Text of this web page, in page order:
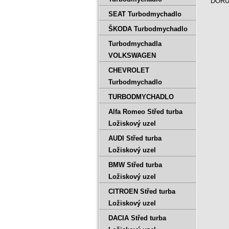
SEAT Turbodmychadlo
ŠKODA Turbodmychadlo
Turbodmychadla
VOLKSWAGEN
CHEVROLET
Turbodmychadlo
TURBODMYCHADLO
Alfa Romeo Střed turba
Ložiskový uzel
AUDI Střed turba
Ložiskový uzel
BMW Střed turba
Ložiskový uzel
CITROEN Střed turba
Ložiskový uzel
DACIA Střed turba